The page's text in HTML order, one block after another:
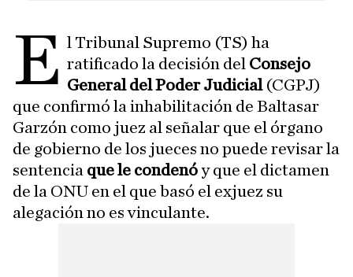
E l Tribunal Supremo (TS) ha
ratificado la decisión del Consejo
General del Poder Judicial (CGPJ)
que confirmó la inhabilitación de Baltasar
Garzón como juez al señalar que el órgano
de gobierno de los jueces no puede revisar la
sentencia que le condenóy que el dictamen
de la ONU en el que basó el exjuez su
alegación no es vinculante.